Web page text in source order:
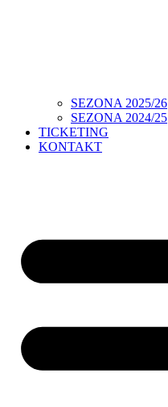
SEZONA 2025/26
SEZONA 2024/25
TICKETING
KONTAKT